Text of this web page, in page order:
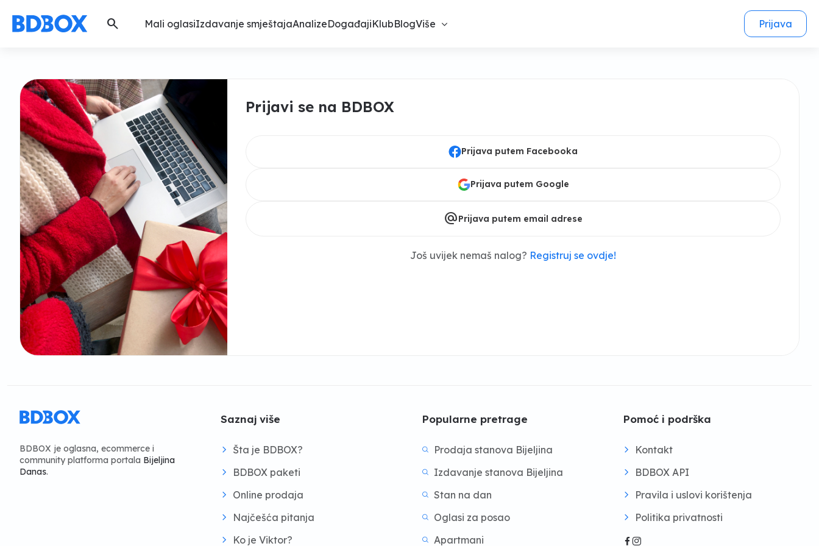
search Mali oglasiIzdavanje smještajaAnalizeDogađajiKlubBlogViše Prijava
Prijavi se na BDBOX
Prijava putem Facebooka
Prijava putem Google
alternate_emailPrijava putem email adrese
Još uvijek nemaš nalog? Registruj se ovdje!
BDBOX je oglasna, ecommerce i
community platforma portala Bijeljina
Danas.
Saznaj više
Šta je BDBOX?
BDBOX paketi
Online prodaja
Najčešća pitanja
Ko je Viktor?
Popularne pretrage
Prodaja stanova Bijeljina
Izdavanje stanova Bijeljina
Stan na dan
Oglasi za posao
Apartmani
Pomoć i podrška
Kontakt
BDBOX API
Pravila i uslovi korištenja
Politika privatnosti